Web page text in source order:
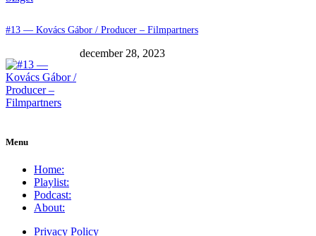
#13 — Kovács Gábor / Producer – Filmpartners
december 28, 2023
Menu
Home:
Playlist:
Podcast:
About:
Privacy Policy